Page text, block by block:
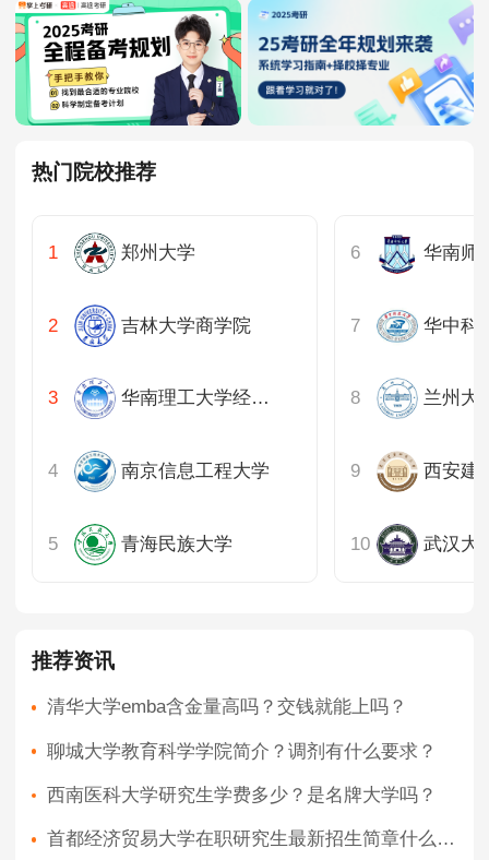
热门院校推荐
郑州大学
吉林大学商学院
华南理工大学经济与金融学院
南京信息工程大学
青海民族大学
华南师
华中科
兰州大
西安建
武汉大
推荐资讯
清华大学emba含金量高吗？交钱就能上吗？
聊城大学教育科学学院简介？调剂有什么要求？
西南医科大学研究生学费多少？是名牌大学吗？
首都经济贸易大学在职研究生最新招生简章什么时候公布？公布渠道及获取方式？